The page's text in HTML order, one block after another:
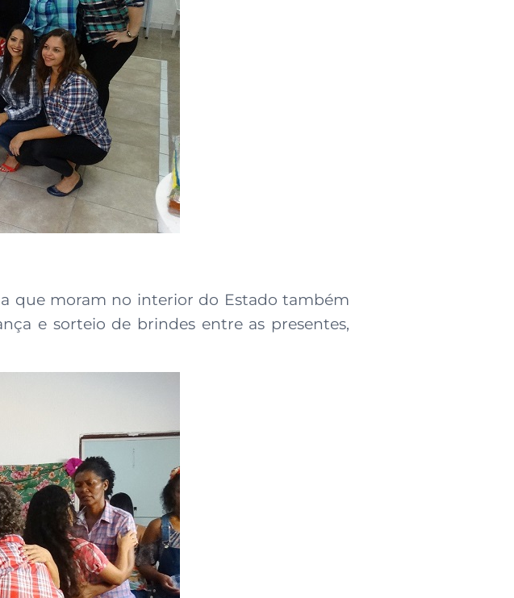
que moram no interior do Estado também
e sorteio de brindes entre as presentes,